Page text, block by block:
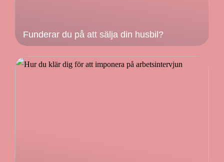
Funderar du på att sälja din husbil?